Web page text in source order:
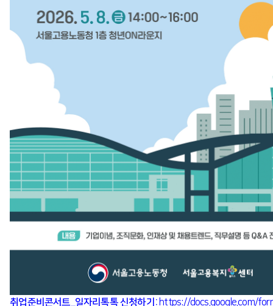
취업준비콘서트_일자리톡톡 신청하기: https://docs.google.com/